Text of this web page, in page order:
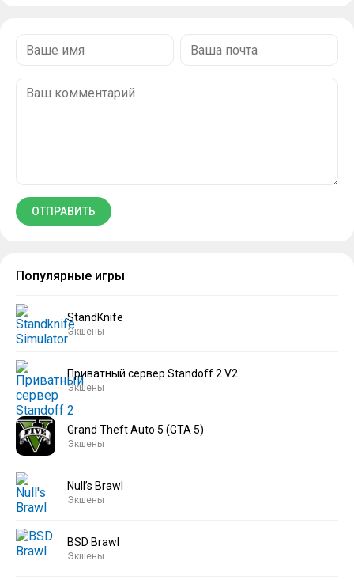
Популярные игры
StandKnife
Экшены
Приватный сервер Standoff 2 V2
Экшены
Grand Theft Auto 5 (GTA 5)
Экшены
Null’s Brawl
Экшены
BSD Brawl
Экшены